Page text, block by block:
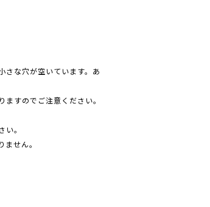
さな穴が空いています。あ
すのでご注意ください。
。
せん。